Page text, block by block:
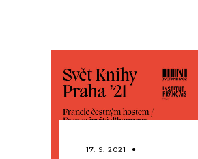
17. 9. 2021